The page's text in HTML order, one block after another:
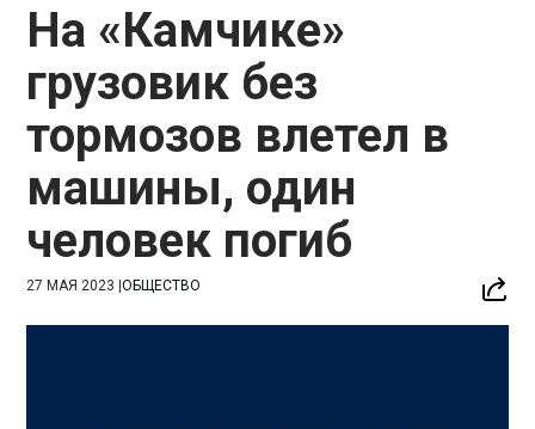
На «Камчике»
грузовик без
тормозов влетел в
машины, один
человек погиб
27 МАЯ 2023 |ОБЩЕСТВО